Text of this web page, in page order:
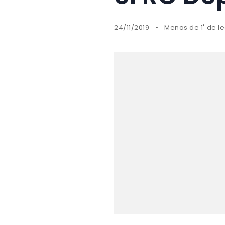
24/11/2019 Menos de 1' de